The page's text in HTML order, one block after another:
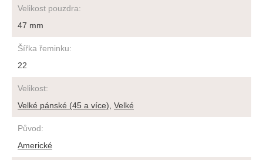
Velikost pouzdra:
47 mm
Šířka řeminku:
22
Velikost:
Velké pánské (45 a více) Velké
Původ:
Americké